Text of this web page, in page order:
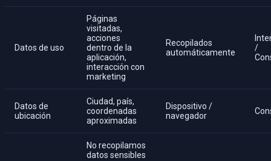
Datos de uso
Páginas
visitadas,
acciones
dentro de la
aplicación,
interacción con
marketing
Recopilados
automáticamente
/
Datos de
ubicación
Ciudad, país,
coordenadas
aproximadas
Dispositivo /
navegador
No recopilamos
datos sensibles